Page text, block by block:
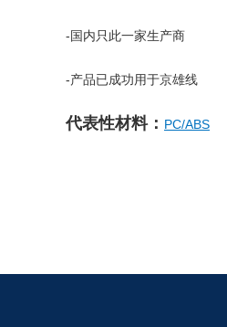
-国内只此一家生产商
-产品已成功用于京雄线
代表性材料： PC/ABS